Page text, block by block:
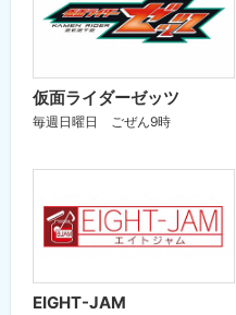
仮面ライダーゼッツ
毎週日曜日 ごぜん9時
EIGHT-JAM